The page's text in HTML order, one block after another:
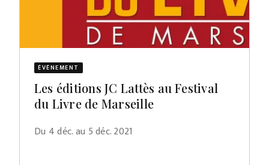
ÉVÈNEMENT
Les éditions JC Lattès au Festival
du Livre de Marseille
Du 4 déc. au 5 déc. 2021